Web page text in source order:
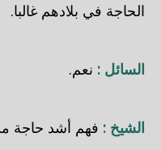
الحاجة في بلادهم غالبا.
السائل : نعم.
الشيخ : فهم أشد حاجة